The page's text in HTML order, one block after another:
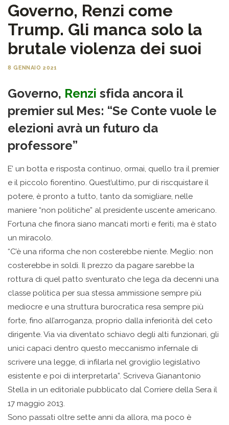
Governo, Renzi come
Trump. Gli manca solo la
brutale violenza dei suoi
8 GENNAIO 2021
Governo, Renzi sfida ancora il
premier sul Mes: “Se Conte vuole le
elezioni avrà un futuro da
professore”
E’ un botta e risposta continuo, ormai, quello tra il premier
e il piccolo fiorentino. Quest’ultimo, pur di riscquistare il
potere, è pronto a tutto, tanto da somigliare, nelle
maniere “non politiche” al presidente uscente americano.
Fortuna che finora siano mancati morti e feriti, ma è stato
un miracolo.
“C’è una riforma che non costerebbe niente. Meglio: non
costerebbe in soldi. Il prezzo da pagare sarebbe la
rottura di quel patto sventurato che lega da decenni una
classe politica per sua stessa ammissione sempre più
mediocre e una struttura burocratica resa sempre più
forte, fino all’arroganza, proprio dalla inferiorità del ceto
dirigente. Via via diventato schiavo degli alti funzionari, gli
unici capaci dentro questo meccanismo infernale di
scrivere una legge, di infilarla nel groviglio legislativo
esistente e poi di interpretarla”. Scriveva Gianantonio
Stella in un editoriale pubblicato dal Corriere della Sera il
17 maggio 2013.
Sono passati oltre sette anni da allora, ma poco è